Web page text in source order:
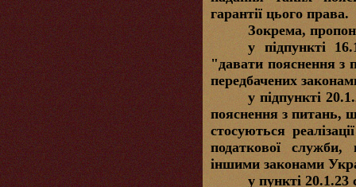
гарантії цього права.
Зокрема,
у підпункті
"давати пояснення з
передбачених
у підпункті
пояснення з питань,
стосуються
податкової
іншими законами
у пункті